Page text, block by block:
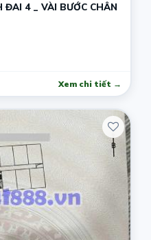
Xem chi tiết →